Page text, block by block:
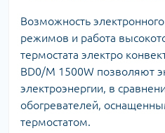
Возможность
режимов и работа
термостата электро
BD0/M 1500W позволяют
электроэнергии, в
обогревателей,
термостатом.